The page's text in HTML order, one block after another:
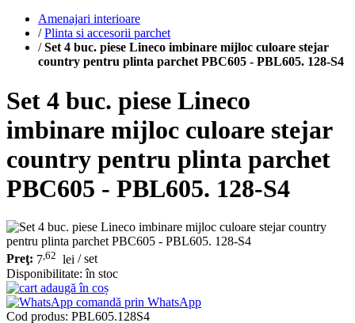
Amenajari interioare
/Plinta si accesorii parchet
/Set 4 buc. piese Lineco imbinare mijloc culoare stejar
country pentru plinta parchet PBC605 - PBL605. 128-S4
Set 4 buc. piese Lineco
imbinare mijloc culoare stejar
country pentru plinta parchet
PBC605 - PBL605. 128-S4
Preţ: 7 ,62 lei / set
Disponibilitate: în stoc
adaugă în coș
comandă prin WhatsApp
Cod produs: PBL605.128S4